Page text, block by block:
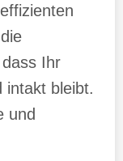
Ihr
intakt bleibt.
und